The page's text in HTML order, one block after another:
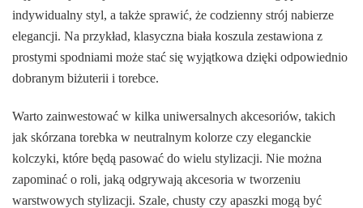
indywidualny styl, a także sprawić, że codzienny strój nabierze
elegancji. Na przykład, klasyczna biała koszula zestawiona z
prostymi spodniami może stać się wyjątkowa dzięki odpowiednio
dobranym biżuterii i torebce.
Warto zainwestować w kilka uniwersalnych akcesoriów, takich
jak skórzana torebka w neutralnym kolorze czy eleganckie
kolczyki, które będą pasować do wielu stylizacji. Nie można
zapominać o roli, jaką odgrywają akcesoria w tworzeniu
warstwowych stylizacji. Szale, chusty czy apaszki mogą być